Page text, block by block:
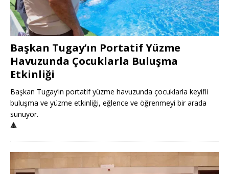
Başkan Tugay’ın Portatif Yüzme
Havuzunda Çocuklarla Buluşma
Etkinliği
Başkan Tugay’ın portatif yüzme havuzunda çocuklarla keyifli
buluşma ve yüzme etkinliği, eğlence ve öğrenmeyi bir arada
sunuyor.
🔺